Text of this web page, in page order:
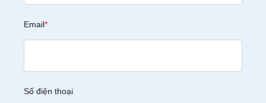
Email*
Số điện thoại